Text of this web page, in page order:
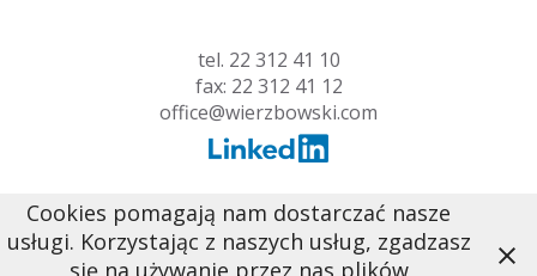
tel. 22 312 41 10
fax: 22 312 41 12
office@wierzbowski.com
Cookies pomagają nam dostarczać nasze
usługi. Korzystając z naszych usług, zgadzasz
się na używanie przez nas plików